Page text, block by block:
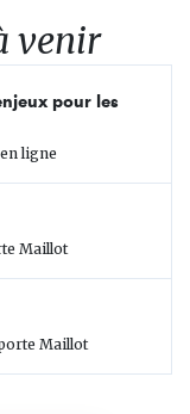
venir
pour les
ligne
Maillot
Maillot